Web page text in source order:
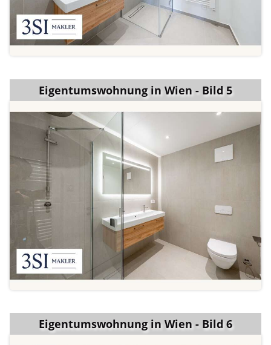
Eigentumswohnung in Wien - Bild 5
Eigentumswohnung in Wien - Bild 6